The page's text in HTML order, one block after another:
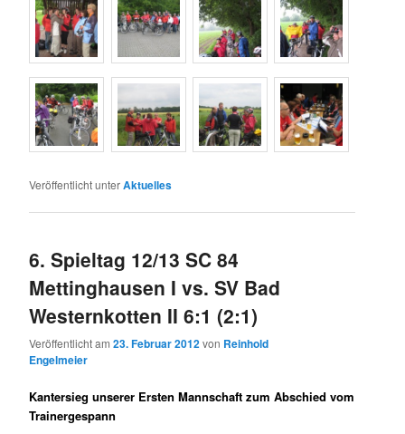
Veröffentlicht unterAktuelles
6. Spieltag 12/13 SC 84
Mettinghausen I vs. SV Bad
Westernkotten II 6:1 (2:1)
Veröffentlicht am23. Februar 2012von Reinhold
Engelmeier
Kantersieg unserer Ersten Mannschaft zum Abschied vom
Trainergespann